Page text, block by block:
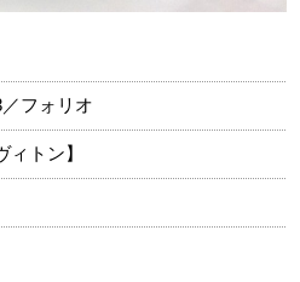
フォリオ
ィトン】